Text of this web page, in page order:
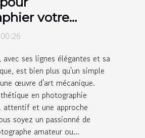
votre
et sublimer son
avec ses lignes élégantes et sa
est bien plus qu'un simple
œuvre d'art mécanique.
en photographie
attentif et une approche
soyez un passionné de
amateur ou...